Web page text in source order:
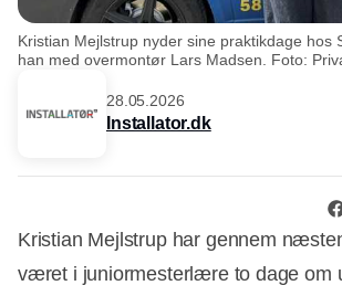
Kristian Mejlstrup nyder sine praktikdage hos
han med overmontør Lars Madsen. Foto:
28.05.2026
Installator.dk
Kristian Mejlstrup har gennem
været i juniormesterlære to dage om